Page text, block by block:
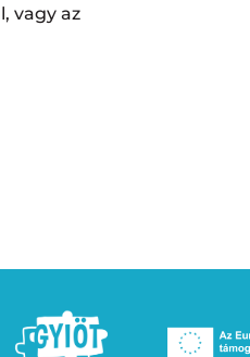
vagy az